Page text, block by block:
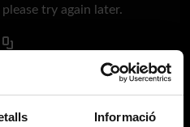
Informació
try again later.